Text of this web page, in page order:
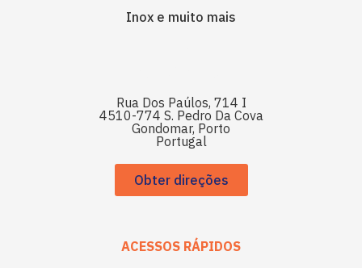
Inox e muito mais
Rua Dos Paúlos, 714 I
4510-774 S. Pedro Da Cova
Gondomar, Porto
Portugal
Obter direções
ACESSOS RÁPIDOS